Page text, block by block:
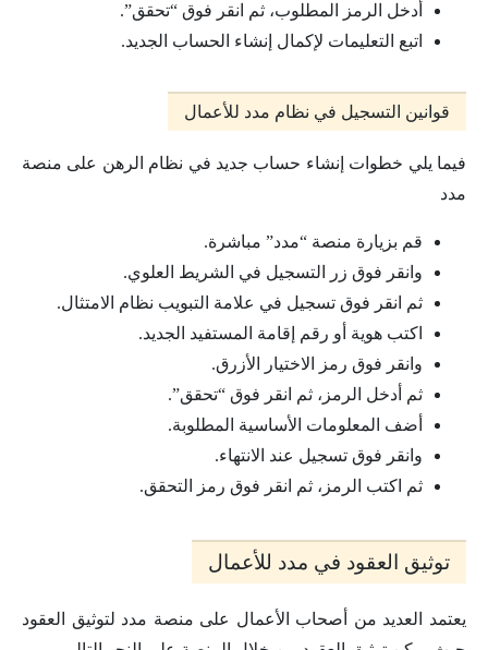
أدخل الرمز المطلوب، ثم انقر فوق “تحقق”.
اتبع التعليمات لإكمال إنشاء الحساب الجديد.
قوانين التسجيل في نظام مدد للأعمال
فيما يلي خطوات إنشاء حساب جديد في نظام الرهن على منصة
مدد
قم بزيارة منصة “مدد” مباشرة.
وانقر فوق زر التسجيل في الشريط العلوي.
ثم انقر فوق تسجيل في علامة التبويب نظام الامتثال.
اكتب هوية أو رقم إقامة المستفيد الجديد.
وانقر فوق رمز الاختيار الأزرق.
ثم أدخل الرمز، ثم انقر فوق “تحقق”.
أضف المعلومات الأساسية المطلوبة.
وانقر فوق تسجيل عند الانتهاء.
ثم اكتب الرمز، ثم انقر فوق رمز التحقق.
توثيق العقود في مدد للأعمال
يعتمد العديد من أصحاب الأعمال على منصة مدد لتوثيق العقود